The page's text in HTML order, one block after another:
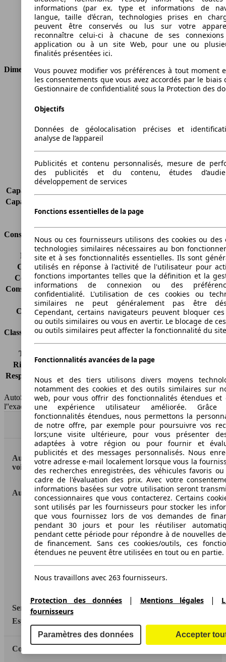
Cylindrée
2993 ccm
Carburant
Diesel
Cylindres
6
Transmission
Boîte automatique
Type de traction
Propulsion arrière
Dimensions
Longueur
4899 mm
Largeur
Empattement
2968 mm
Poids maximum
2360 kg
Sièges
5
Charge sur toit
Capacité de remorquage (sans freins)
Capacité de remorquage (avec freins)
Volume du coffre
520 l
Consommation
Émissions de CO2*
162 g/km (komb.)
Consommation (ville)
7.9 l/100km
Consommation (route)
5.1 l/100km
Consommation (combinée)*
6.1 l/100km
Classe d'émissions
Euro 5
Capacité du réservoir
70 l
Classes d'assurance
Tous risques
Risques partiels
-
Responsabilité civile
HSN/TSN
n.c./FW710
AutoScout24 France SAS décline toute responsabilité concernant
l''exactitude des indications fournies.
Haut
AutoScout24: la plus grande plateforme en ligne de
voitures en Europe
AutoScout24
A propos d'AutoScout24
Conditions d'utilisation
Informations légales
Protection des données
Service
Espace Pro
Contact
informations (par ex. type et informations de
langue, taille d’écran, technologies prises en
peuvent être conservés ou lus sur votre
reconnaître celui-ci à chacune de ses
application ou à un site Web, pour une ou
finalités présentées ici.
Vous pouvez modifier vos préférences à tout moment
les consentements que vous avez accordés par le biais
Gestionnaire de confidentialité sous la Protection des
Objectifs
Données de géolocalisation précises et
analyse de l’appareil
Publicités et contenu personnalisés, mesure de
des publicités et du contenu, études
développement de services
Fonctions essentielles de la page
Nous ou ces fournisseurs utilisons des cookies ou des
technologies similaires nécessaires au bon
site et à ses fonctionnalités essentielles. Ils sont
utilisés en réponse à l'activité de l'utilisateur pour
fonctions importantes telles que la définition et la
informations de connexion ou des
confidentialité. L'utilisation de ces cookies ou
similaires ne peut généralement pas être
Cependant, certains navigateurs peuvent bloquer ces
ou outils similaires ou vous en avertir. Le blocage de
ou outils similaires peut affecter la fonctionnalité du
Fonctionnalités avancées de la page
Nous et des tiers utilisons divers moyens
notamment des cookies et des outils similaires sur
web, pour vous offrir des fonctionnalités étendues et
une expérience utilisateur améliorée.
fonctionnalités étendues, nous permettons la
de notre offre, par exemple pour poursuivre vos
lors;une visite ultérieure, pour vous présenter
adaptées à votre région ou pour fournir et
publicités et des messages personnalisés. Nous
votre adresse e-mail localement lorsque vous la
des recherches enregistrées, des véhicules favoris
cadre de l'évaluation des prix. Avec votre
informations basées sur votre utilisation seront
concessionnaires que vous contacterez. Certains
sont utilisés par les fournisseurs pour stocker les
que vous fournissez lors de vos demandes de
pendant 30 jours et pour les réutiliser
pendant cette période pour répondre à de nouvelles
de financement. Sans ces cookies/outils, ces
étendues ne peuvent être utilisées en tout ou en partie.
Nous travaillons avec 263 fournisseurs.
Protection des données | Mentions légales|
fournisseurs
Paramètres des données Accepter